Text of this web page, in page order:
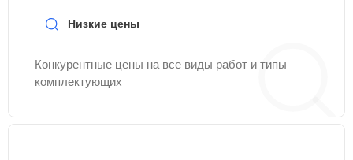
Низкие цены
Конкурентные цены на все виды работ и типы
комплектующих